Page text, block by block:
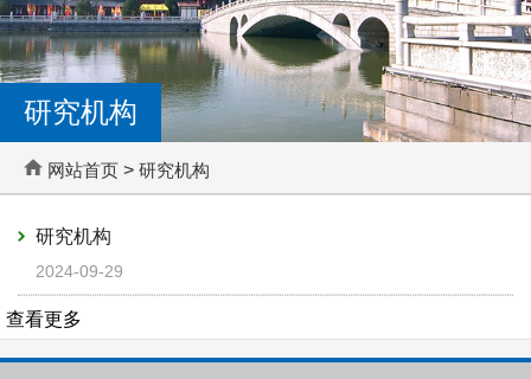
研究机构
网站首页 > 研究机构
研究机构
2024-09-29
查看更多